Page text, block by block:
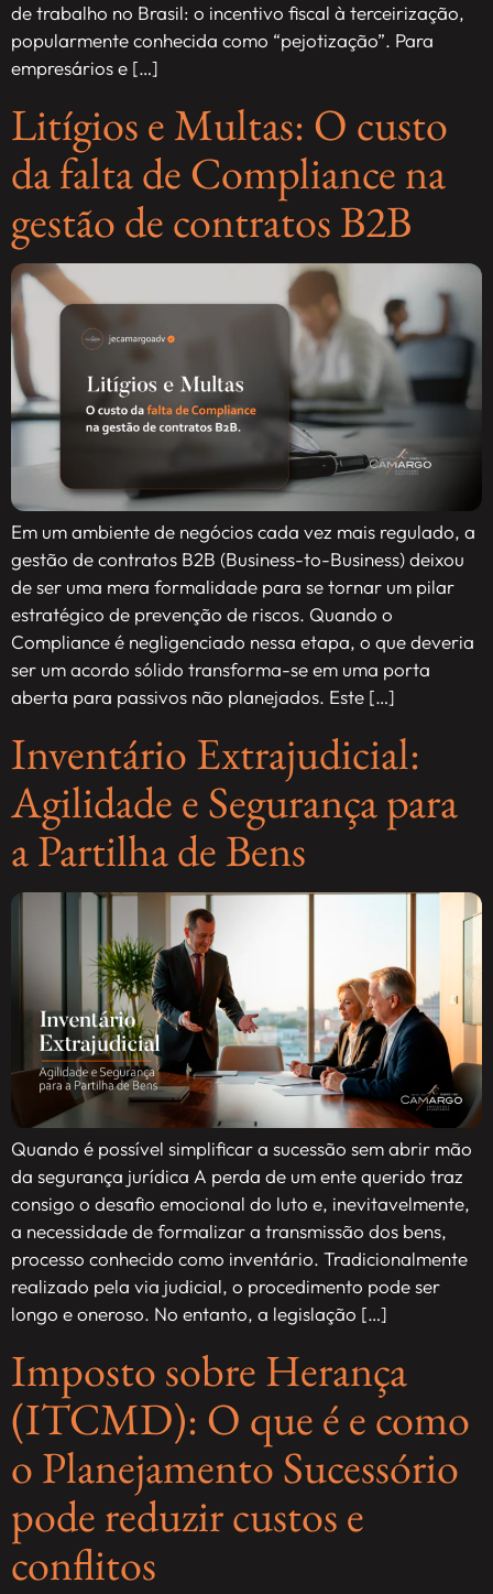
de trabalho no Brasil: o incentivo fiscal à terceirização,
popularmente conhecida como “pejotização”. Para
empresários e […]
Litígios e Multas: O custo
da falta de Compliance na
gestão de contratos B2B
Em um ambiente de negócios cada vez mais regulado, a
gestão de contratos B2B (Business-to-Business) deixou
de ser uma mera formalidade para se tornar um pilar
estratégico de prevenção de riscos. Quando o
Compliance é negligenciado nessa etapa, o que deveria
ser um acordo sólido transforma-se em uma porta
aberta para passivos não planejados. Este […]
Inventário Extrajudicial:
Agilidade e Segurança para
a Partilha de Bens
Quando é possível simplificar a sucessão sem abrir mão
da segurança jurídica A perda de um ente querido traz
consigo o desafio emocional do luto e, inevitavelmente,
a necessidade de formalizar a transmissão dos bens,
processo conhecido como inventário. Tradicionalmente
realizado pela via judicial, o procedimento pode ser
longo e oneroso. No entanto, a legislação […]
Imposto sobre Herança
(ITCMD): O que é e como
o Planejamento Sucessório
pode reduzir custos e
conflitos